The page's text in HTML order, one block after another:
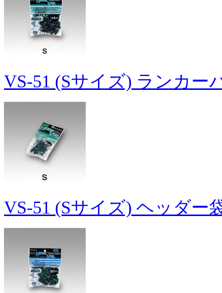
VS-51 (Sサイズ) ランカー
VS-51 (Sサイズ) ヘッダー